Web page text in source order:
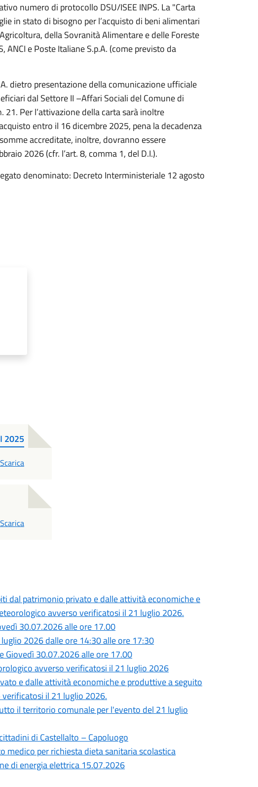
numero di protocollo DSU/ISEE INPS. La "Carta
in stato di bisogno per l’acquisto di beni alimentari
della Sovranità Alimentare e delle Foreste
ANCI e Poste Italiane S.p.A. (come previsto da
dietro presentazione della comunicazione ufficiale
dal Settore II –Affari Sociali del Comune di
Per l’attivazione della carta sarà inoltre
entro il 16 dicembre 2025, pena la decadenza
accreditate, inoltre, dovranno essere
2026 (cfr. l’art. 8, comma 1, del D.I.).
denominato: Decreto Interministeriale 12 agosto
2025
PDF
Scarica
PDF
Scarica
dal patrimonio privato e dalle attività economiche e
avverso verificatosi il 21 luglio 2026.
30.07.2026 alle ore 17.00
2026 dalle ore 14:30 alle ore 17:30
Giovedì 30.07.2026 alle ore 17.00
avverso verificatosi il 21 luglio 2026
e dalle attività economiche e produttive a seguito
il 21 luglio 2026.
il territorio comunale per l'evento del 21 luglio
di Castellalto – Capoluogo
medico per richiesta dieta sanitaria scolastica
di energia elettrica 15.07.2026